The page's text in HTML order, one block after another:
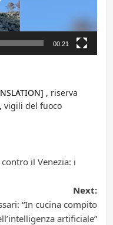
00:21
, riserva
vigili del fuoco
il Venezia: i
Next:
“In cucina compito
artificiale”